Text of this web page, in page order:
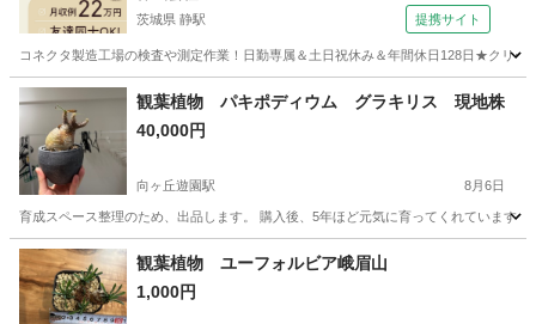
茨城県 静駅 提携サイト
コネクタ製造工場の検査や測定作業！日勤専属＆土日祝休み＆年間休日128日★クリ
茨城 常陸大宮市 静駅 その他
観葉植物 パキポディウム グラキリス 現地株
40,000円
向ヶ丘遊園駅 8月6日
育成スペース整理のため、出品します。 購入後、5年ほど元気に育ってくれています
神奈川 川崎市 向ヶ丘遊園駅
観葉植物 ユーフォルビア峨眉山
1,000円